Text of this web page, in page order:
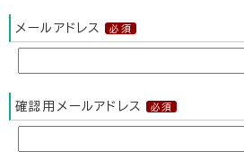
メールアドレス
確認用メールアドレス